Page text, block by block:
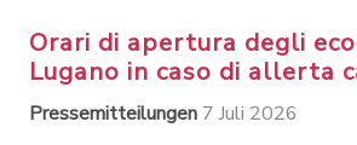
Orari di apertura degli
Lugano in caso di allerta
Pressemitteilungen 7 Juli 2026